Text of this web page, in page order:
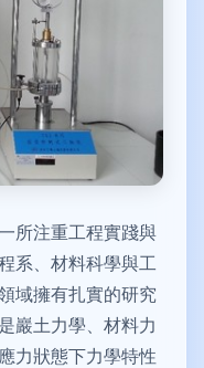
所注重工程實踐與
系、材料科學與工
域擁有扎實的研究
巖土力學、材料力
力狀態下力學特性